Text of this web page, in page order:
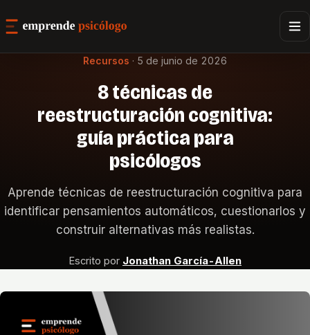
Recursos · 5 de junio de 2026
8 técnicas de
reestructuración cognitiva:
guía práctica para
psicólogos
Aprende técnicas de reestructuración cognitiva para
identificar pensamientos automáticos, cuestionarlos y
construir alternativas más realistas.
Escrito por Jonathan García-Allen